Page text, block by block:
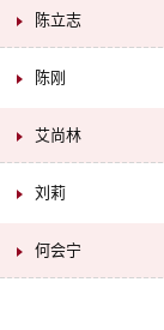
陈立志
陈刚
艾尚林
刘莉
何会宁